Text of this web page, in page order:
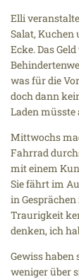
Elli
Salat, Kuchen
Ecke. Das
was für die
doch dann
Laden
Mittwochs
Fahrrad
mit einem
Sie fährt im
in
Traurigkeit
denken, ich
Gewiss haben
weniger über